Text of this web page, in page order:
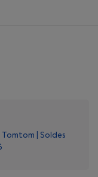
Tomtom | Soldes